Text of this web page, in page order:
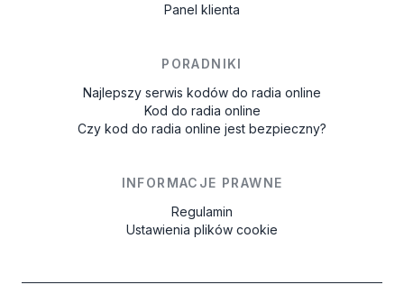
Panel klienta
PORADNIKI
Najlepszy serwis kodów do radia online
Kod do radia online
Czy kod do radia online jest bezpieczny?
INFORMACJE PRAWNE
Regulamin
Ustawienia plików cookie